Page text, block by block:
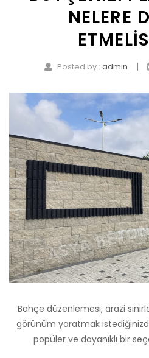
NELERE
Posted by : admin |
Bahçe düzenlemesi, arazi
görünüm yaratmak
popüler ve dayanıklı bir